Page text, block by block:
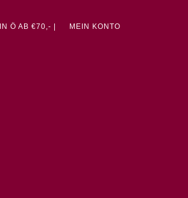
Ö AB €70,- | MEIN KONTO